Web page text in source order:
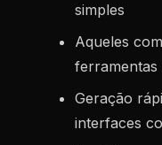
simples
Aqueles
ferramentas
Geração
interfaces